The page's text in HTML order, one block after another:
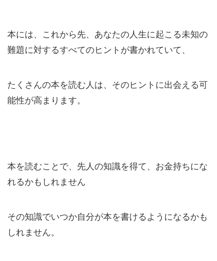
本には、これから先、あなたの人生に起こる未知の
難題に対するすべてのヒントが書かれていて、
たくさんの本を読む人は、そのヒントに出会える可
能性が高まります。
本を読むことで、先人の知識を得て、お金持ちにな
れるかもしれません
その知識でいつか自分が本を書けるようになるかも
しれません。